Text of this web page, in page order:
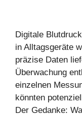
Digitale
in Alltagsgeräte
präzise Daten
Überwachung
einzelnen
könnten
Der Gedanke: